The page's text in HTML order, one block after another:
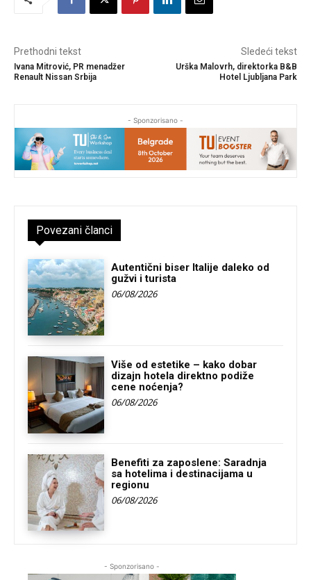
Prethodni tekst
Ivana Mitrović, PR menadžer
Renault Nissan Srbija
Sledeći tekst
Urška Malovrh, direktorka B&B
Hotel Ljubljana Park
- Sponzorisano -
Povezani članci
Autentični biser Italije daleko od
gužvi i turista
06/08/2026
Više od estetike – kako dobar
dizajn hotela direktno podiže
cene noćenja?
06/08/2026
Benefiti za zaposlene: Saradnja
sa hotelima i destinacijama u
regionu
06/08/2026
- Sponzorisano -